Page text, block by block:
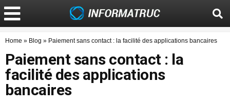
Home » Blog » Paiement sans contact : la facilité des applications bancaires
Paiement sans contact : la
facilité des applications
bancaires